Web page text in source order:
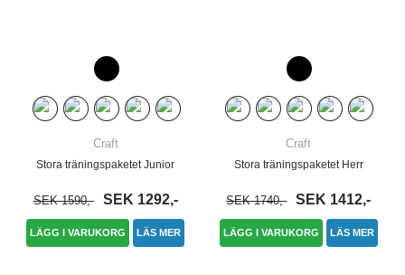
Craft
Stora träningspaketet Junior
SEK 1590,- SEK 1292,-
LÄGG I VARUKORG LÄS MER
Craft
Stora träningspaketet Herr
SEK 1740,- SEK 1412,-
LÄGG I VARUKORG LÄS MER